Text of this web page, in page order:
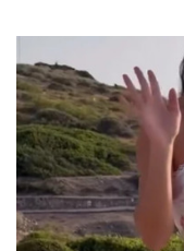
(FOTO) MILICU
NEPRIJATNOST
agoniju, oglasila
haosa sa Terzom